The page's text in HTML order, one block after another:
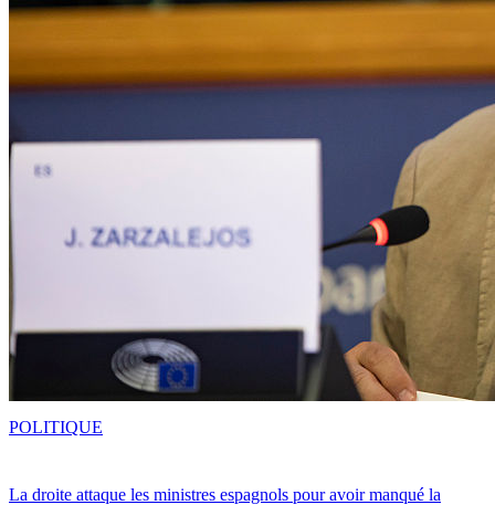
La droite attaque les ministres espagnols pour avoir manqué la
POLITIQUE